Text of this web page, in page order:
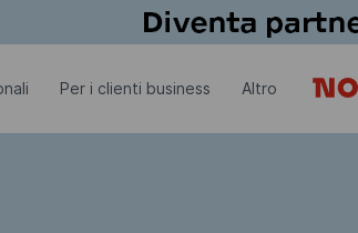
Per i clienti business Altro